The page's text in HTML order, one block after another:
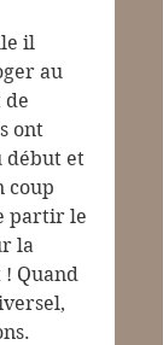
il
au
de
ont
début et
coup
partir le
la
! Quand